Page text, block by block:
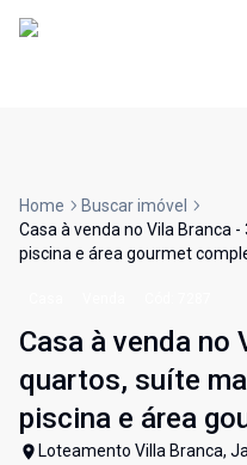
Home
Buscar imóvel
Casa à venda no Vila Branca
piscina e área gourmet
Casa à venda no
quartos, suíte
piscina e área
Loteamento Villa Branca,